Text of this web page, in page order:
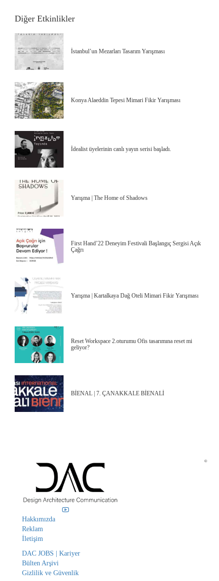
Diğer Etkinlikler
İstanbul’un Mezarları Tasarım Yarışması
Konya Alaeddin Tepesi Mimari Fikir Yarışması
İdealist üyelerinin canlı yayın serisi başladı.
Yarışma | The Home of Shadows
First Hand’22 Deneyim Festivali Başlangıç Sergisi Açık
Çağrı
Yarışma | Kartalkaya Dağ Oteli Mimari Fikir Yarışması
Reset Workspace 2.oturumu Ofis tasarımına reset mi
geliyor?
BİENAL | 7. ÇANAKKALE BİENALİ
Hakkımızda
Reklam
İletişim
DAC JOBS | Kariyer
Bülten Arşivi
Gizlilik ve Güvenlik
©